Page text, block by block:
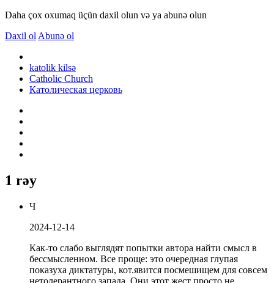
Daha çox oxumaq üçün daxil olun və ya abunə olun
Daxil ol Abunə ol
katolik kilsə
Catholic Church
Католическая церковь
1 rəy
Ч
2024-12-14
Как-то слабо выглядят попытки автора найти смысл в
бессмысленном. Все проще: это очередная глупая
показуха диктатуры, кот.явится посмешищем для совсем
нетолерантного запада. Они этот жест просто не